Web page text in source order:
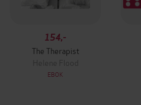
154,-
The Therapist
Helene Flood
EBOK